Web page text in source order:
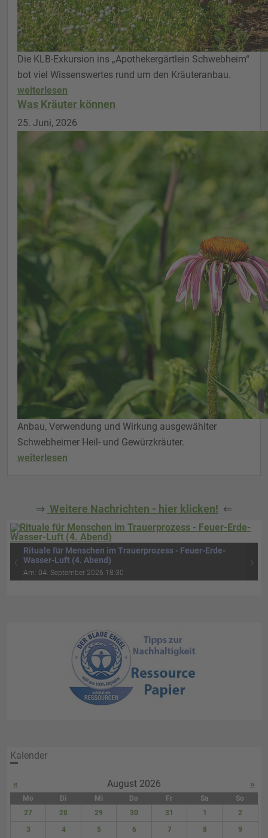
Die KLB-Exkursion ins „Apothekergärtlein Schwebheim“
bot viel Wissenswertes rund um den Kräuteranbau.
weiterlesen
Was Kräuter können
25. Juni, 2026
Anbau, Verwendung und Wirkung ausgewählter
Schwebheimer Heil- und Gewürzkräuter.
weiterlesen
⇒ Weitere Nachrichten - hier klicken! ⇐
Rituale für Menschen im Trauerprozess - Feuer-Erde-
Wasser-Luft (4. Abend)
Am: 04. September 2026 18:30
‹ ›
Kalender
« August 2026 »
Mo Di Mi Do Fr Sa
So
27
28 29 30 31 1
2
3
4 5 6 7 8
9